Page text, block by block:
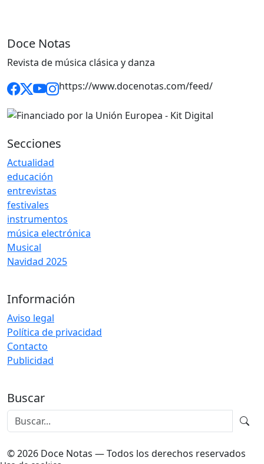
Doce Notas
Revista de música clásica y danza
https://www.docenotas.com/feed/
Secciones
Actualidad
educación
entrevistas
festivales
instrumentos
música electrónica
Musical
Navidad 2025
Información
Aviso legal
Política de privacidad
Contacto
Publicidad
Buscar
© 2026 Doce Notas — Todos los derechos reservados